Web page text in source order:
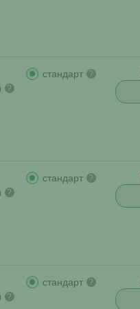
?
стандарт ?
?
стандарт ?
?
стандарт ?